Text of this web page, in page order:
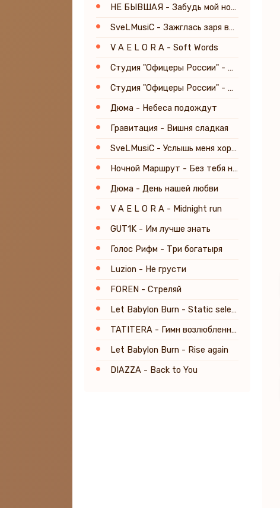
НЕ БЫВШАЯ - Забудь мой номер
SveLMusiC - Зажглась заря вечерняя
V A E L O R A - Soft Words
Студия "Офицеры России" - Дива на Мальдивах
Студия "Офицеры России" - Титаник
Дюма - Небеса подождут
Гравитация - Вишня сладкая
SveLMusiC - Услышь меня хорошая!
Ночной Маршрут - Без тебя не могу уснуть
Дюма - День нашей любви
V A E L O R A - Midnight run
GUT1K - Им лучше знать
Голос Рифм - Три богатыря
Luzion - Не грусти
FOREN - Стреляй
Let Babylon Burn - Static select
TATITERA - Гимн возлюбленному
Let Babylon Burn - Rise again
DIAZZA - Back to You